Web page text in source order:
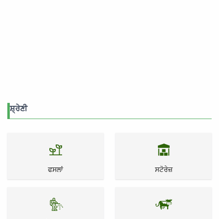
ਸ਼੍ਰੇਣੀ
ਫਸਲਾਂ ਸਟੋਰੇਜ਼